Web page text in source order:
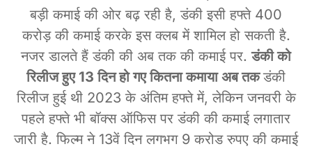
बड़ी कमाई की ओर बढ़ रही है, डंकी इसी हफ्ते 400
करोड़ की कमाई करके इस क्लब में शामिल हो सकती है.
नजर डालते हैं डंकी की अब तक की कमाई पर.डंकी को
रिलीज हुए 13 दिन हो गए कितना कमाया अब तकडंकी
रिलीज हुई थी 2023 के अंतिम हफ्ते में, लेकिन जनवरी के
पहले हफ्ते भी बॉक्स ऑफिस पर डंकी की कमाई लगातार
जारी है. फिल्म ने 13वें दिन लगभग 9 करोड रुपए की कमाई